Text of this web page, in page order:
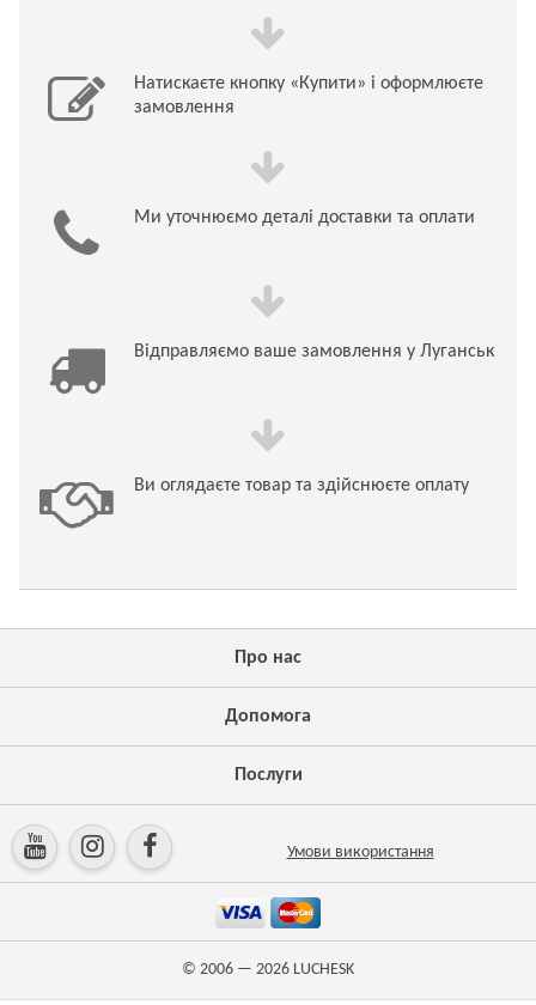
Натискаєте кнопку «Купити» і оформлюєте
замовлення
Ми уточнюємо деталі доставки та оплати
Відправляємо ваше замовлення у Луганськ
Ви оглядаєте товар та здійснюєте оплату
Про нас
Допомога
Послуги
Умови використання
© 2006 — 2026 LUCHESK